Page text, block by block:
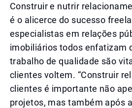
Construir e nutrir
é o alicerce do sucesso
especialistas em relações
imobiliários todos enfatizam
trabalho de qualidade são
clientes voltem. “Construir
clientes é importante não
projetos, mas também após